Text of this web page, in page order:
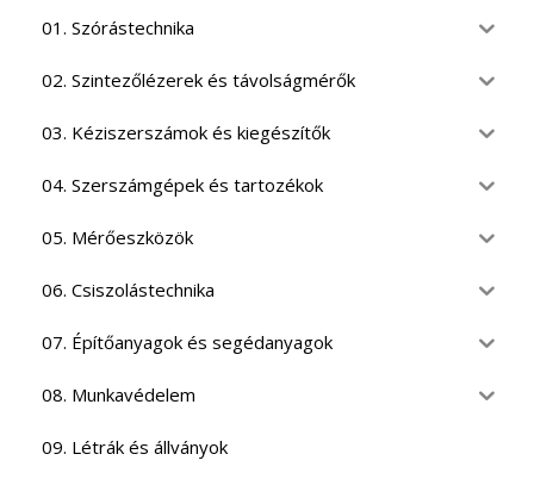
01. Szórástechnika
02. Szintezőlézerek és távolságmérők
03. Kéziszerszámok és kiegészítők
04. Szerszámgépek és tartozékok
05. Mérőeszközök
06. Csiszolástechnika
07. Építőanyagok és segédanyagok
08. Munkavédelem
09. Létrák és állványok